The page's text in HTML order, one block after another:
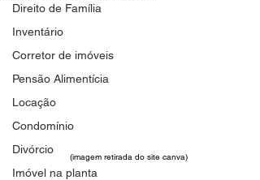
Direito de Família
Inventário
Corretor de imóveis
Pensão Alimentícia
Locação
Condomínio
Divórcio
Imóvel na planta
(imagem retirada do site canva)